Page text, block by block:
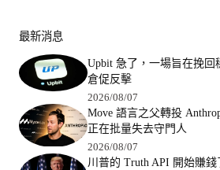
最新消息
Upbit 急了，一場旨在挽回
倉促反擊
2026/08/07
Move 語言之父轉投
正在批量失去守門人
2026/08/07
川普的 Truth API 開始賺